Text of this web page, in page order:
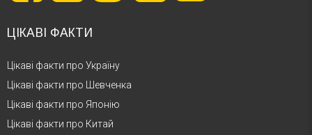
ЦІКАВІ ФАКТИ
Цікаві факти про Україну
Цікаві факти про Шевченка
Цікаві факти про Японію
Цікаві факти про Китай